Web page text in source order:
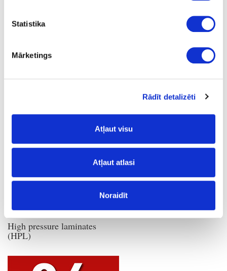
Statistika
Mārketings
Rādīt detalizēti
Atļaut visu
Atļaut atlasi
Noraidīt
Worktops
High pressure laminates
(HPL)